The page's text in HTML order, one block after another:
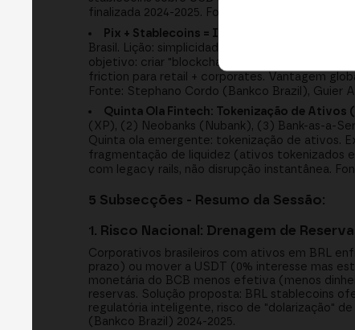
finalizada 2024-2025. Fonte: Eduardo Marquez
Pix + Stablecoins = Inclusão Financeira 247:
Brasil. Lição: simplicidade = adoção.
objetivo: criar "blockchain products with trust"
friction para retail + corporates. Vantagem
Fonte: Stephano Cordo (Bankco Brazil), Guier
Quinta Ola Fintech: Tokenização de Ativos
(XP), (2) Neobanks (Nubank), (3) Bank-as-a-
Quinta ola emergente: tokenização de ativos.
fragmentação de liquidez (ativos tokenizados
com legacy rails, não disrupção instantânea.
5 Subsecções - Resumo da Sessão:
1. Risco Nacional: Drenagem de
Corporativos brasileiros com ativos em BRL
prazo) ou mover a USDT (0% interesse mas
monetária do BCB menos efetiva (menos
reservas. Solução proposta: BRL stablecoins
regulatória inteligente, risco de "dolarização"
(Bankco Brazil) 2024-2025.